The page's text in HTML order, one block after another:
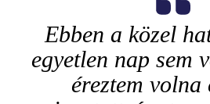
Ebben a közel
egyetlen nap sem
éreztem volna